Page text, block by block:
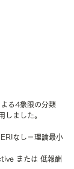
る4象限の分類
しました。